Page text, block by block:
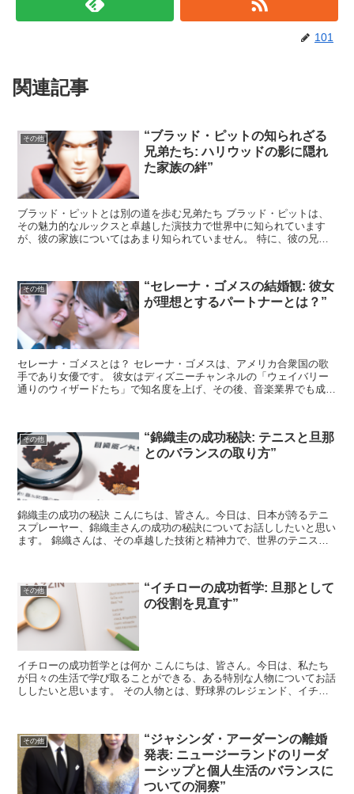
101
関連記事
その他
“ブラッド・ピットの知られざる
兄弟たち: ハリウッドの影に隠れ
た家族の絆”
ブラッド・ピットとは別の道を歩む兄弟たち ブラッド・ピットは、
その魅力的なルックスと卓越した演技力で世界中に知られています
が、彼の家族についてはあまり知られていません。 特に、彼の兄弟
その他
“セレーナ・ゴメスの結婚観: 彼女
が理想とするパートナーとは？”
セレーナ・ゴメスとは？ セレーナ・ゴメスは、アメリカ合衆国の歌
手であり女優です。 彼女はディズニーチャンネルの「ウェイバリー
通りのウィザードたち」で知名度を上げ、その後、音楽業界でも成功
その他
“錦織圭の成功秘訣: テニスと旦那
とのバランスの取り方”
錦織圭の成功の秘訣 こんにちは、皆さん。今日は、日本が誇るテニ
スプレーヤー、錦織圭さんの成功の秘訣についてお話ししたいと思い
ます。 錦織さんは、その卓越した技術と精神力で、世界のテニス界
その他
“イチローの成功哲学: 旦那として
の役割を見直す”
イチローの成功哲学とは何か こんにちは、皆さん。今日は、私たち
が日々の生活で学び取ることができる、ある特別な人物についてお話
ししたいと思います。 その人物とは、野球界のレジェンド、イチロ
その他
“ジャシンダ・アーダーンの離婚
発表: ニュージーランドのリーダ
ーシップと個人生活のバランスに
ついての洞察”